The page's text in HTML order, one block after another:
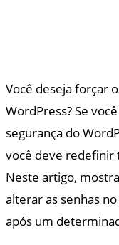
Você deseja forçar
WordPress? Se
segurança do
você deve redefinir
Neste artigo,
alterar as senhas
após um